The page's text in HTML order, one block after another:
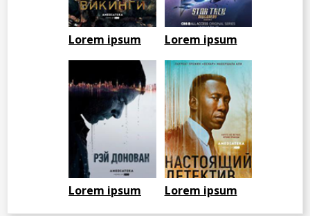
Lorem ipsum Lorem ipsum
Lorem ipsum Lorem ipsum